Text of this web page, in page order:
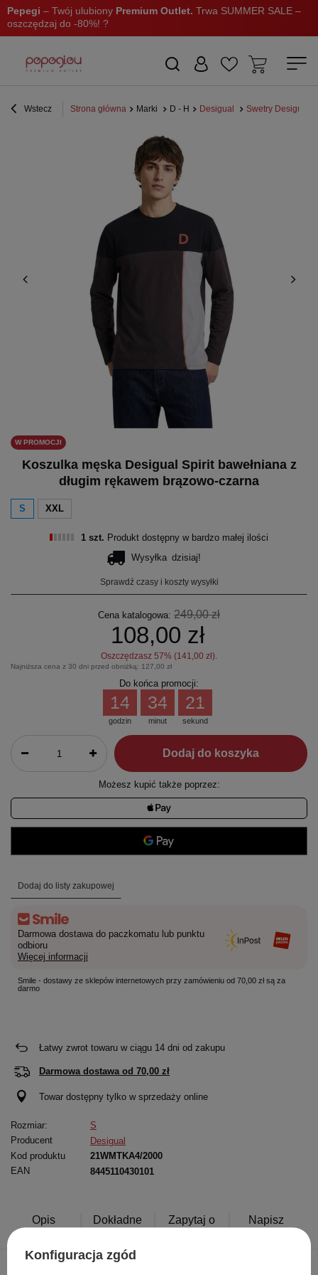
Pepegi – Twój ulubiony Premium Outlet. Trwa SUMMER SALE –
oszczędzaj do -80%! ?
Wstecz Strona główna Marki D - H Desigual Swetry Desigual
W PROMOCJI
Koszulka męska Desigual Spirit bawełniana z
długim rękawem brązowo-czarna
S XXL
1 szt. Produkt dostępny w bardzo małej ilości
Wysyłka dzisiaj!
Sprawdź czasy i koszty wysyłki
Cena katalogowa: 249,00 zł
108,00 zł
Oszczędzasz 57% (141,00 zł).
Najniższa cena z 30 dni przed obniżką: 127,00 zł
Do końca promocji:
godzin
14
minut
34
sekund
21
Dodaj do koszyka
Możesz kupić także poprzez:
Dodaj do listy zakupowej
Darmowa dostawa do paczkomatu lub punktu
odbioru
Więcej informacji
Smile - dostawy ze sklepów internetowych przy zamówieniu od 70,00 zł są za
darmo
Łatwy zwrot towaru w ciągu 14 dni od zakupu
Darmowa dostawa od 70,00 zł
Towar dostępny tylko w sprzedaży online
Rozmiar:
S
Producent
Desigual
Kod produktu
21WMTKA4/2000
EAN
8445110430101
Opis
Dokładne
Zapytaj o
Napisz
Konfiguracja zgód